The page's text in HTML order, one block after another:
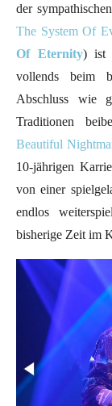
der
The System Of
Of Eternity)
vollends beim
Abschluss wie
Traditionen
Beautiful
10-jährigen
von einer
endlos
bisherige Zeit im